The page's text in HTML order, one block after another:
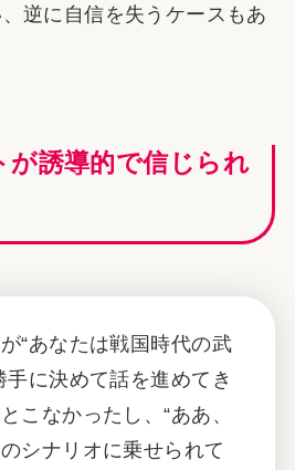
逆に自信を失うケースもあ
が誘導的で信じられ
が“あなたは戦国時代の武
手に決めて話を進めてき
こなかったし、“ああ、
シナリオに乗せられて